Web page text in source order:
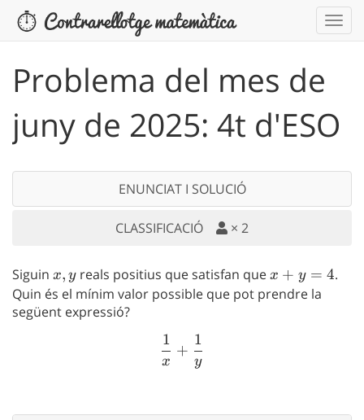
Problema del mes de
juny de 2025: 4t d'ESO
ENUNCIAT I SOLUCIÓ
CLASSIFICACIÓ × 2
Siguin x,y
x, yreals positius que satisfan quex+y=
4
x + y = 4.
Quin és el mínim valor possible que pot prendre la
següent expressió?
\frac{1}{x} +
x
1
+
y
1